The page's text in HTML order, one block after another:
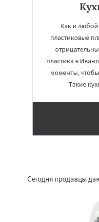
Как и любой
пластиковые
пластика в
моменты,
Такие
Сегодня продавцы